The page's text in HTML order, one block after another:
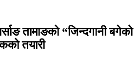
तामाङको “जिन्दगानी बगेको
तयारी